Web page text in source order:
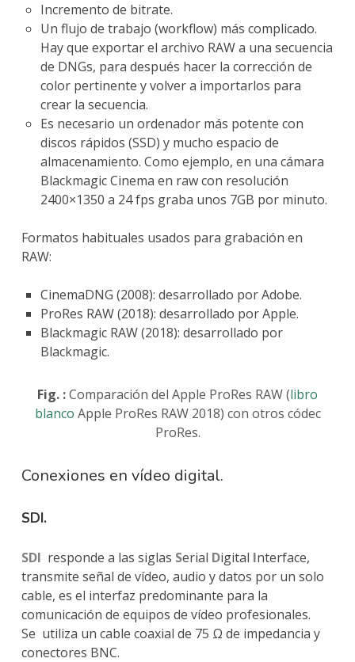
Incremento de bitrate.
Un flujo de trabajo (workflow) más complicado.
Hayque exportar el archivo RAW a una secuencia
de DNGs, para después hacer la corrección de
color pertinente y volver a importarlos para
crear la secuencia.
Es necesario un ordenador más potente con
discos rápidos (SSD) y mucho espacio de
almacenamiento. Como ejemplo, en una cámara
Blackmagic Cinema en raw con resolución
2400×1350 a 24 fps graba unos 7GB por minuto.
Formatos habituales usados para grabación en
RAW:
CinemaDNG (2008): desarrollado por Adobe.
ProRes RAW (2018): desarrollado por Apple.
Blackmagic RAW (2018): desarrollado por
Blackmagic.
Fig. :Comparación del Apple ProRes RAW (libro
blanco Apple ProRes RAW 2018) con otros códec
ProRes.
Conexiones en vídeo digital.
SDI.
SDI responde a las siglas Serial Digital Interface,
transmite señal de vídeo, audio y datos por un solo
cable, es el interfaz predominante para la
comunicación de equipos de vídeo profesionales.
Se utiliza un cable coaxial de 75 Ω de impedancia y
conectores BNC.